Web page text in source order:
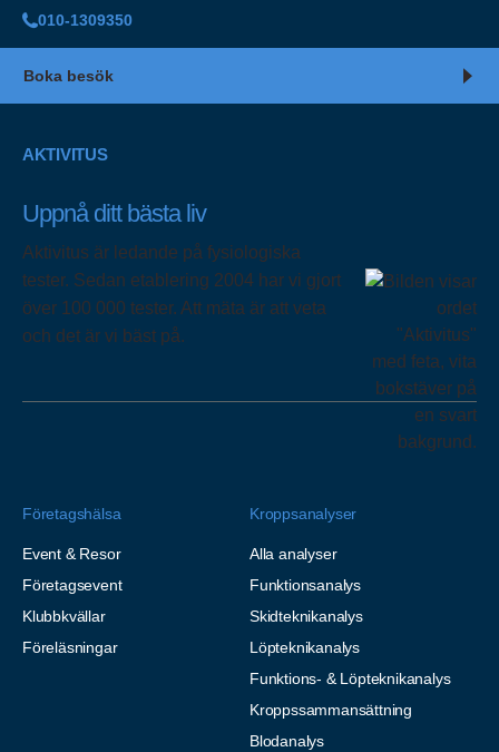
010-1309350
Boka besök
AKTIVITUS
Uppnå ditt bästa liv
Aktivitus är ledande på fysiologiska
tester. Sedan etablering 2004 har vi gjort
över 100 000 tester. Att mäta är att veta
och det är vi bäst på.
Företagshälsa
Event & Resor
Företagsevent
Klubbkvällar
Föreläsningar
Kroppsanalyser
Alla analyser
Funktionsanalys
Skidteknikanalys
Löpteknikanalys
Funktions- & Löpteknikanalys
Kroppssammansättning
Blodanalys